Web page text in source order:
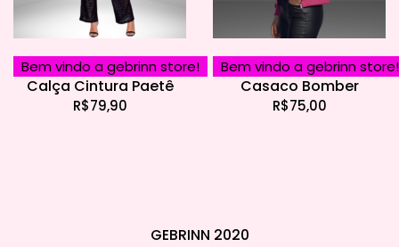
Bem vindo a gebrinn store!
Calça Cintura Paetê
R$79,90
Bem vindo a gebrinn store!
Casaco Bomber
R$75,00
GEBRINN 2020